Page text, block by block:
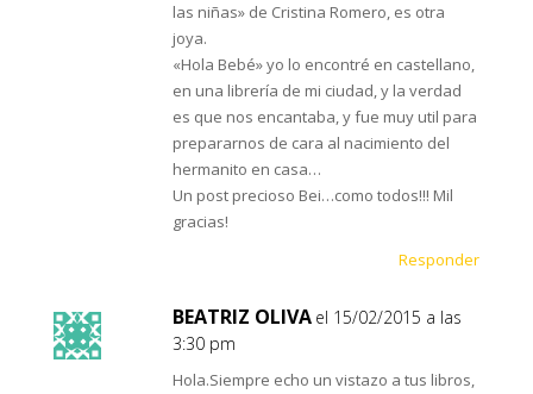
las niñas» de Cristina Romero, es otra
joya.
«Hola Bebé» yo lo encontré en castellano,
en una librería de mi ciudad, y la verdad
es que nos encantaba, y fue muy util para
prepararnos de cara al nacimiento del
hermanito en casa…
Un post precioso Bei…como todos!!! Mil
gracias!
Responder
BEATRIZ OLIVA el 15/02/2015 a las
3:30 pm
Hola.Siempre echo un vistazo a tus libros,